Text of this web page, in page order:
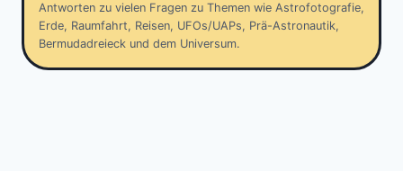
Antworten zu vielen Fragen zu Themen wie Astrofotografie,
Erde, Raumfahrt, Reisen, UFOs/UAPs, Prä-Astronautik,
Bermudadreieck und dem Universum.